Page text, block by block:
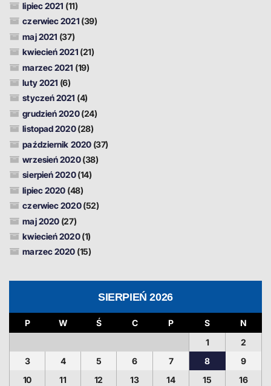
lipiec 2021 (11)
czerwiec 2021 (39)
maj 2021 (37)
kwiecień 2021 (21)
marzec 2021 (19)
luty 2021 (6)
styczeń 2021 (4)
grudzień 2020(24)
listopad 2020(28)
październik 2020(37)
wrzesień 2020(38)
sierpień 2020(14)
lipiec 2020 (48)
czerwiec 2020(52)
maj 2020 (27)
kwiecień 2020(1)
marzec 2020 (15)
SIERPIEŃ 2026
P W Ś C P S
N
1
2
3
4 5 6 7 8
9
10
11 12 13 14 15 16